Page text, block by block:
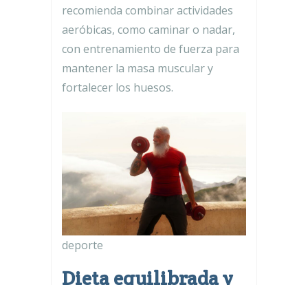
recomienda combinar actividades
aeróbicas, como caminar o nadar,
con entrenamiento de fuerza para
mantener la masa muscular y
fortalecer los huesos.
deporte
Dieta equilibrada y